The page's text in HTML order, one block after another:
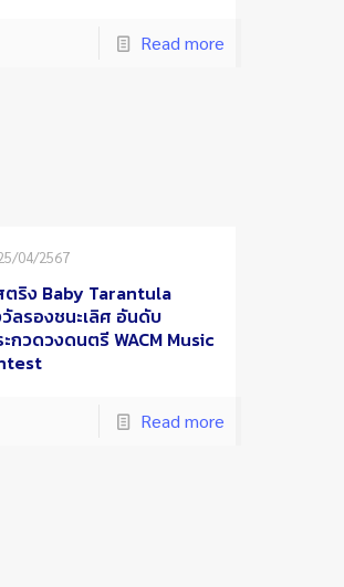
Read more
04/2567
ตริง Baby Tarantula
ลรองชนะเลิศ อันดับ
กวดวงดนตรี WACM Music
Read more